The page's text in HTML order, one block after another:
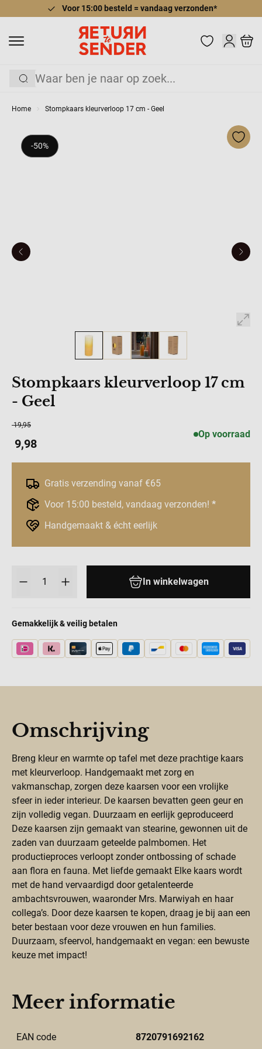
Voor 15:00 besteld = vandaag verzonden*
Cart
Zoek
Home Stompkaars kleurverloop 17 cm - Geel
-50% Voeg
Stompkaars kleurverloop 17 cm
- Geel
19,95
9,98
Op voorraad
Gratis verzending vanaf €65
Voor 15:00 besteld, vandaag verzonden! *
Handgemaakt & écht eerlijk
In winkelwagen
Gemakkelijk & veilig betalen
Omschrijving
Breng kleur en warmte op tafel met deze prachtige kaars
met kleurverloop. Handgemaakt met zorg en
vakmanschap, zorgen deze kaarsen voor een vrolijke
sfeer in ieder interieur. De kaarsen bevatten geen geur en
zijn volledig vegan. Duurzaam en eerlijk geproduceerd
Deze kaarsen zijn gemaakt van stearine, gewonnen uit de
zaden van duurzaam geteelde palmbomen. Het
productieproces verloopt zonder ontbossing of schade
aan flora en fauna. Met liefde gemaakt Elke kaars wordt
met de hand vervaardigd door getalenteerde
ambachtsvrouwen, waaronder Mrs. Marwiyah en haar
collega’s. Door deze kaarsen te kopen, draag je bij aan een
beter bestaan voor deze vrouwen en hun families.
Duurzaam, sfeervol, handgemaakt en vegan: een bewuste
keuze met impact!
Meer informatie
EAN code 8720791692162